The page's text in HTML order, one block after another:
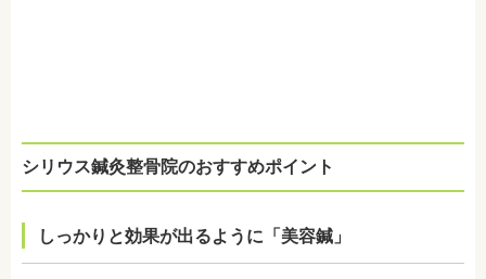
シリウス鍼灸整骨院のおすすめポイント
しっかりと効果が出るように「美容鍼」